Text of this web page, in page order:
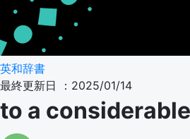
英和辞書
最終更新日 ：2025/01/14
to a